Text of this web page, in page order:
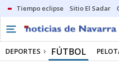
Tiempo eclipse Sitio El Sadar
DEPORTES FÚTBOL